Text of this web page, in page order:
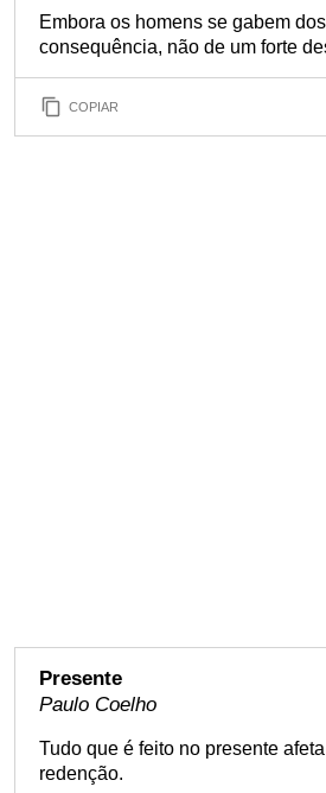
Embora os homens se gabem
consequência, não de um forte
COPIAR
Presente
Paulo Coelho
Tudo que é feito no presente
redenção.